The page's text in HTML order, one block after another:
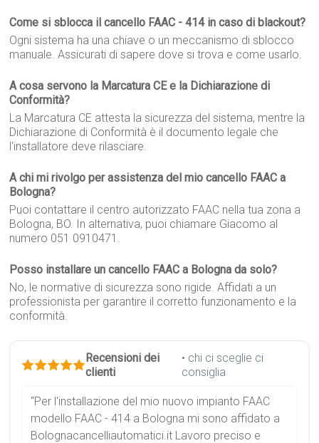
Come si sblocca il cancello FAAC - 414 in caso di blackout?
Ogni sistema ha una chiave o un meccanismo di sblocco
manuale. Assicurati di sapere dove si trova e come usarlo.
A cosa servono la Marcatura CE e la Dichiarazione di
Conformità?
La Marcatura CE attesta la sicurezza del sistema, mentre la
Dichiarazione di Conformità è il documento legale che
l'installatore deve rilasciare.
A chi mi rivolgo per assistenza del mio cancello FAAC a
Bologna?
Puoi contattare il centro autorizzato FAAC nella tua zona a
Bologna, BO. In alternativa, puoi chiamare Giacomo al
numero 051 0910471.
Posso installare un cancello FAAC a Bologna da solo?
No, le normative di sicurezza sono rigide. Affidati a un
professionista per garantire il corretto funzionamento e la
conformità.
Recensioni dei
clienti
• chi ci sceglie ci
consiglia
“Per l'installazione del mio nuovo impianto FAAC
modello FAAC - 414 a Bologna mi sono affidato a
Bolognacancelliautomatici.it Lavoro preciso e